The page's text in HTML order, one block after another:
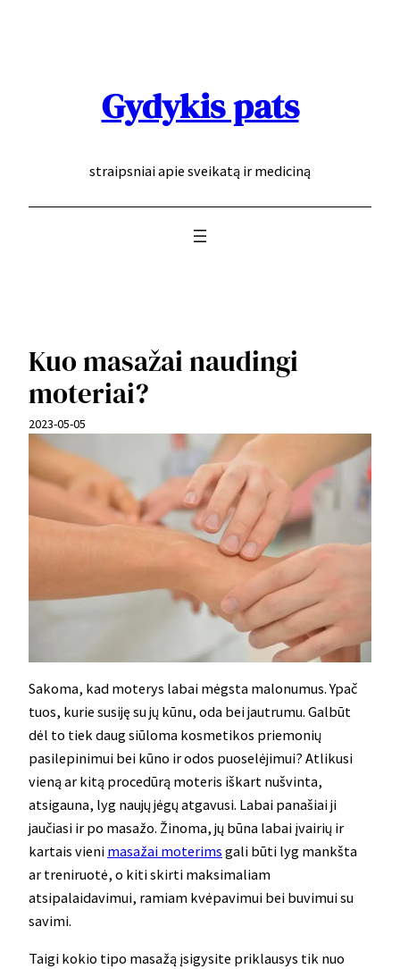
Gydykis pats
straipsniai apie sveikatą ir mediciną
Kuo masažai naudingi
moteriai?
2023-05-05
Sakoma, kad moterys labai mėgsta malonumus. Ypač
tuos, kurie susiję su jų kūnu, oda bei jautrumu. Galbūt
dėl to tiek daug siūloma kosmetikos priemonių
pasilepinimui bei kūno ir odos puoselėjimui? Atlikusi
vieną ar kitą procedūrą moteris iškart nušvinta,
atsigauna, lyg naujų jėgų atgavusi. Labai panašiai ji
jaučiasi ir po masažo. Žinoma, jų būna labai įvairių ir
kartais vieni masažai moterims gali būti lyg mankšta
ar treniruotė, o kiti skirti maksimaliam
atsipalaidavimui, ramiam kvėpavimui bei buvimui su
savimi.
Taigi kokio tipo masažą įsigysite priklausys tik nuo